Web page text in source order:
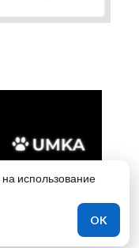
использование
OK